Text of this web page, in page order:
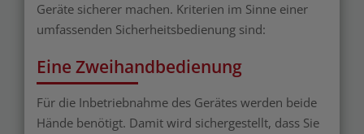
Geräte sicherer machen. Kriterien im Sinne einer
umfassenden Sicherheitsbedienung sind:
Eine Zweihandbedienung
Für die Inbetriebnahme des Gerätes werden beide
Hände benötigt. Damit wird sichergestellt, dass Sie